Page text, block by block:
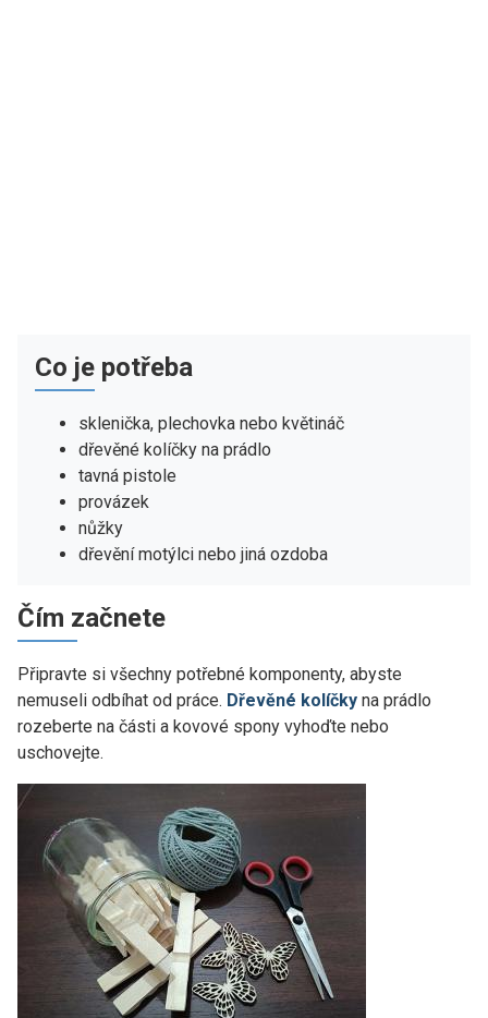
Co je potřeba
sklenička, plechovka nebo květináč
dřevěné kolíčky na prádlo
tavná pistole
provázek
nůžky
dřevění motýlci nebo jiná ozdoba
Čím začnete
Připravte si všechny potřebné komponenty, abyste
nemuseli odbíhat od práce. Dřevěné kolíčky na prádlo
rozeberte na části a kovové spony vyhoďte nebo
uschovejte.